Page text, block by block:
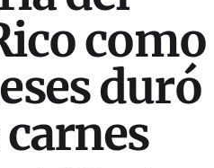
como
duró